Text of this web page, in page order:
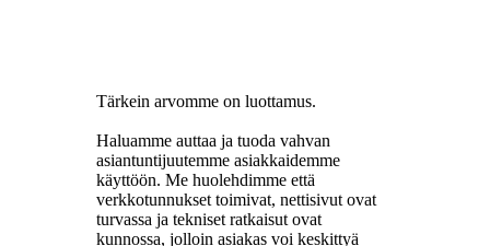
Tärkein arvomme on luottamus.
Haluamme auttaa ja tuoda vahvan
asiantuntijuutemme asiakkaidemme
käyttöön. Me huolehdimme että
verkkotunnukset toimivat, nettisivut ovat
turvassa ja tekniset ratkaisut ovat
kunnossa, jolloin asiakas voi keskittyä